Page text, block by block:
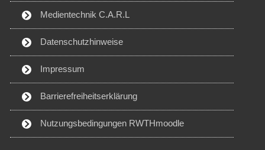
Medientechnik C.A.R.L
Datenschutzhinweise
Impressum
Barrierefreiheitserklärung
Nutzungsbedingungen RWTHmoodle